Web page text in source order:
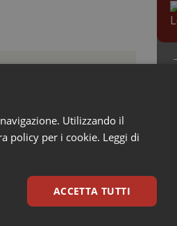
della ricerca:
di priorità di
con l'obiettivo di
Utilizzando il
policy per i cookie. Leggi di
ACCETTA TUTTI